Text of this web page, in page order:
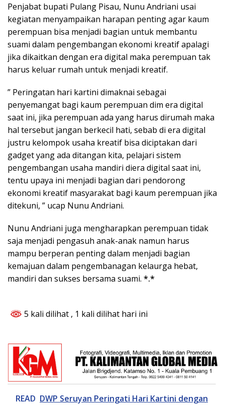
Penjabat bupati Pulang Pisau, Nunu Andriani usai
kegiatan menyampaikan harapan penting agar kaum
perempuan bisa menjadi bagian untuk membantu
suami dalam pengembangan ekonomi kreatif apalagi
jika dikaitkan dengan era digital maka perempuan tak
harus keluar rumah untuk menjadi kreatif.
” Peringatan hari kartini dimaknai sebagai
penyemangat bagi kaum perempuan dim era digital
saat ini, jika perempuan ada yang harus dirumah maka
hal tersebut jangan berkecil hati, sebab di era digital
justru kelompok usaha kreatif bisa diciptakan dari
gadget yang ada ditangan kita, pelajari sistem
pengembangan usaha mandiri diera digital saat ini,
tentu upaya ini menjadi bagian dari pendorong
ekonomi kreatif masyarakat bagi kaum perempuan jika
ditekuni, ” ucap Nunu Andriani.
Nunu Andriani juga mengharapkan perempuan tidak
saja menjadi pengasuh anak-anak namun harus
mampu berperan penting dalam menjadi bagian
kemajuan dalam pengembanagan kelaurga hebat,
mandiri dan sukses bersama suami. *.*
5 kali dilihat , 1 kali dilihat hari ini
READ DWP Seruyan Peringati Hari Kartini dengan